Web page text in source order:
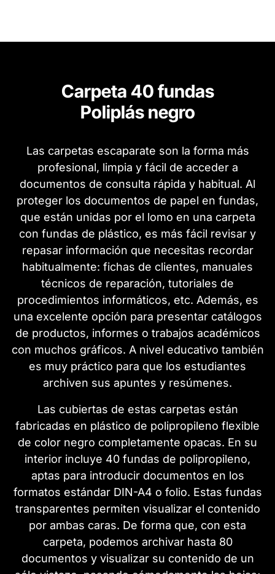
Carpeta 40 fundas
Poliplás negro
Las carpetas escaparate son la forma más
profesional, limpia y fácil de acceder a
documentos de consulta rápida y habitual. Al
proteger los documentos de papel en fundas,
que están unidas por el lomo en una carpeta
con fundas de plástico, es más fácil revisar y
repasar información que necesitas recordar
habitualmente: fichas de clientes, manuales
técnicos de reparación, tutoriales de
procedimientos informáticos, etc. Además, es
una excelente opción para presentar catálogos
de productos, informes o trabajos académicos
con muchos gráficos. A nivel educativo también
es muy práctico para que los estudiantes
archiven sus apuntes y resúmenes.
Las cubiertas de estas carpetas están
fabricadas en plástico de polipropileno flexible
de color negro completamente opacas. En su
interior incluye 40 fundas de polipropileno,
aptas para introducir documentos en los
formatos estándar DIN-A4 o folio. Estas fundas
transparentes permiten visualizar el contenido
por ambas caras. De forma que, con esta
carpeta, podemos archivar hasta 80
documentos y visualizar su contenido de un